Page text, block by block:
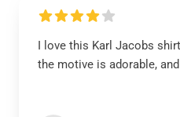
I love this Karl Jacobs
the motive is adorable,